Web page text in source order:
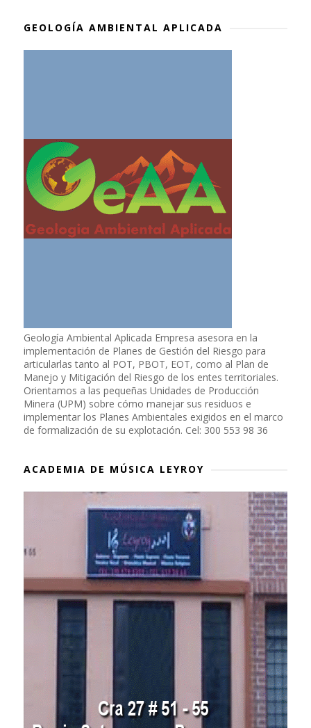
GEOLOGÍA AMBIENTAL APLICADA
Geología Ambiental Aplicada Empresa asesora en la
implementación de Planes de Gestión del Riesgo para
articularlas tanto al POT, PBOT, EOT, como al Plan de
Manejo y Mitigación del Riesgo de los entes territoriales.
Orientamos a las pequeñas Unidades de Producción
Minera (UPM) sobre cómo manejar sus residuos e
implementar los Planes Ambientales exigidos en el marco
de formalización de su explotación. Cel: 300 553 98 36
ACADEMIA DE MÚSICA LEYROY